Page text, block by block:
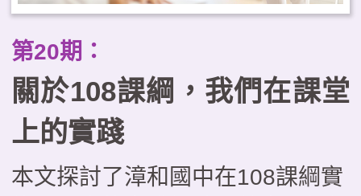
顯SEL理念在教學現場的深耕與落
實。
第20期：
關於108課綱，我們在課堂
上的實踐
本文探討了漳和國中在108課綱實